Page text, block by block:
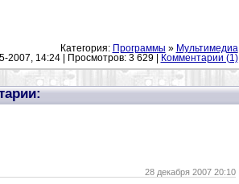
Категория: Программы » Мультимедиа
2007, 14:24 | Просмотров: 3 629 |
Комментарии (1)
28 декабря 2007 20:10